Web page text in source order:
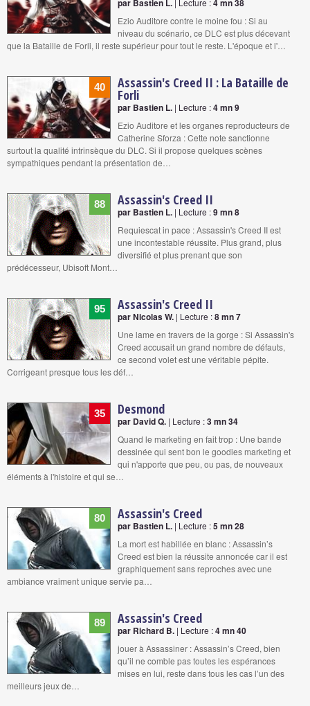
par Bastien L. | Lecture :4 mn 38
Ezio Auditore contre le moine fou : Si au
niveau du scénario, ce DLC est plus décevant
que la Bataille de Forli, il reste supérieur pour tout le reste. L'époque et l'…
40 Assassin's Creed II : La Bataille de
Forli
par Bastien L. | Lecture :4 mn 9
Ezio Auditore et les organes reproducteurs de
Catherine Sforza : Cette note sanctionne
surtout la qualité intrinsèque du DLC. Si il propose quelques scènes
sympathiques pendant la présentation de…
88 Assassin's Creed II
par Bastien L. | Lecture :9 mn 8
Requiescat in pace : Assassin's Creed II est
une incontestable réussite. Plus grand, plus
diversifié et plus prenant que son
prédécesseur, Ubisoft Mont…
95 Assassin's Creed II
par Nicolas W. | Lecture :8 mn 7
Une lame en travers de la gorge : Si Assassin's
Creed accusait un grand nombre de défauts,
ce second volet est une véritable pépite.
Corrigeant presque tous les déf…
35 Desmond
par David Q. | Lecture :3 mn 34
Quand le marketing en fait trop : Une bande
dessinée qui sent bon le goodies marketing et
qui n'apporte que peu, ou pas, de nouveaux
éléments à l'histoire et qui se…
80 Assassin's Creed
par Bastien L. | Lecture :5 mn 28
La mort est habillée en blanc : Assassin’s
Creed est bien la réussite annoncée car il est
graphiquement sans reproches avec une
ambiance vraiment unique servie pa…
89 Assassin's Creed
par Richard B. | Lecture :4 mn 40
jouer à Assassiner : Assassin’s Creed, bien
qu’il ne comble pas toutes les espérances
mises en lui, reste dans tous les cas l’un des
meilleurs jeux de…